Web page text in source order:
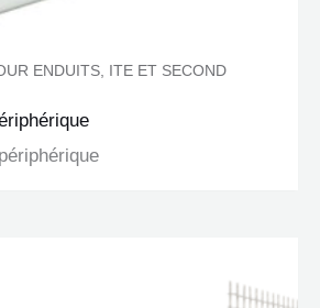
ENDUITS, ITE ET SECOND